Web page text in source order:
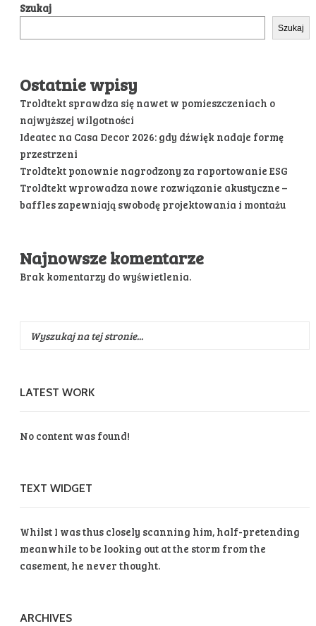
Szukaj
Szukaj
Ostatnie wpisy
Troldtekt sprawdza się nawet w pomieszczeniach o
najwyższej wilgotności
Ideatec na Casa Decor 2026: gdy dźwięk nadaje formę
przestrzeni
Troldtekt ponownie nagrodzony za raportowanie ESG
Troldtekt wprowadza nowe rozwiązanie akustyczne –
baffles zapewniają swobodę projektowania i montażu
Najnowsze komentarze
Brak komentarzy do wyświetlenia.
LATEST WORK
No content was found!
TEXT WIDGET
Whilst I was thus closely scanning him, half-pretending
meanwhile to be looking out at the storm from the
casement, he never thought.
ARCHIVES